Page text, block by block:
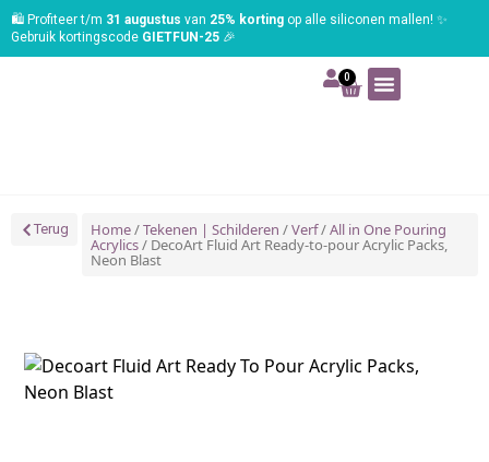
🛍️ Profiteer t/m 31 augustus van 25% korting op alle siliconen mallen! ✨
Gebruik kortingscode GIETFUN-25 🎉
0
Terug Home/Tekenen | Schilderen /Verf/All in One Pouring
Acrylics/ DecoArt Fluid Art Ready-to-pour Acrylic Packs,
Neon Blast